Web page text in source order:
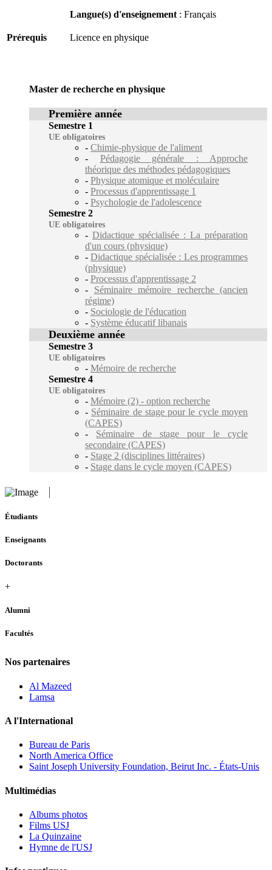
Langue(s) d'enseignement: Français
Prérequis Licence en physique
Master de recherche en physique
Première année
Semestre 1
UE obligatoires
- Chimie-physique de l'aliment
- Pédagogie générale : Approche
théorique des méthodes pédagogiques
- Physique atomique et moléculaire
- Processus d'apprentissage 1
- Psychologie de l'adolescence
Semestre 2
UE obligatoires
- Didactique spécialisée : La préparation
d'un cours (physique)
-Didactique spécialisée : Les programmes
(physique)
- Processus d'apprentissage 2
- Séminaire mémoire recherche (ancien
régime)
- Sociologie de l'éducation
- Système éducatif libanais
Deuxième année
Semestre 3
UE obligatoires
- Mémoire de recherche
Semestre 4
UE obligatoires
- Mémoire (2) - option recherche
- Séminaire de stage pour le cycle moyen
(CAPES)
- Séminaire de stage pour le cycle
secondaire (CAPES)
- Stage 2 (disciplines littéraires)
- Stage dans le cycle moyen (CAPES)
Étudiants
Enseignants
Doctorants
+
Alumni
Facultés
Nos partenaires
Al Mazeed
Lamsa
A l'International
Bureau de Paris
North America Office
Saint Joseph University Foundation, Beirut Inc. - États-Unis
Multimédias
Albums photos
Films USJ
La Quinzaine
Hymne de l'USJ